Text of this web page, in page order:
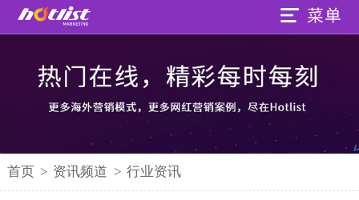
首页 > 资讯频道 > 行业资讯